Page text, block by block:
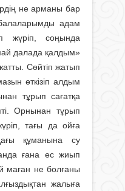
не арманы бар
адам
жүріп, соңында
далада қалдым»
Сөйтіп жатып
өткізіп алдым
тұрып сағатқа
Орнынан тұрып
тағы да ойға
құманына су
ғана ес жиып
маған не болғаны
жалыға